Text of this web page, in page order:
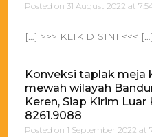
Posted on31 August 2022 at
[…] >>> KLIK DISINI <<< […]
Konveksi taplak meja
mewah wilayah
Keren, Siap Kirim Luar
8261.9088
Posted on1 September 2022 at